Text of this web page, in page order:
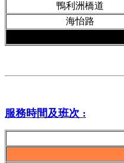
鴨利洲橋道
海怡路
服務時間及班次 :